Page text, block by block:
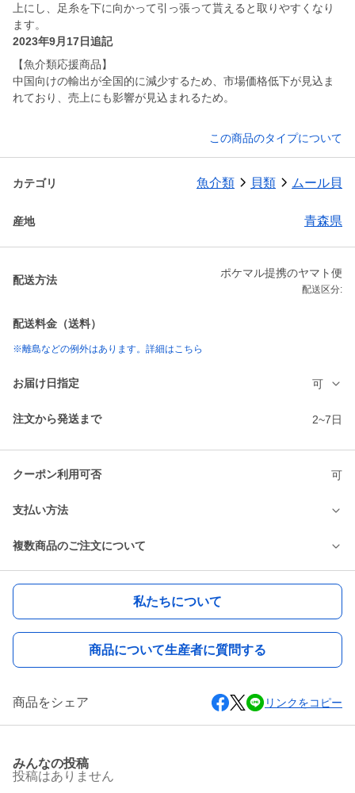
上にし、足糸を下に向かって引っ張って貰えると取りやすくなり
ます。
2023年9月17日追記
【魚介類応援商品】
中国向けの輸出が全国的に減少するため、市場価格低下が見込ま
れており、売上にも影響が見込まれるため。
この商品のタイプについて
カテゴリ 魚介類 貝類 ムール貝
産地 青森県
配送方法
ポケマル提携のヤマト便
配送区分:
配送料金（送料）
※離島などの例外はあります。詳細はこちら
お届け日指定 可
注文から発送まで 2~7日
クーポン利用可否 可
支払い方法
複数商品のご注文について
私たちについて
商品について生産者に質問する
商品をシェア リンクをコピー
みんなの投稿
投稿はありません